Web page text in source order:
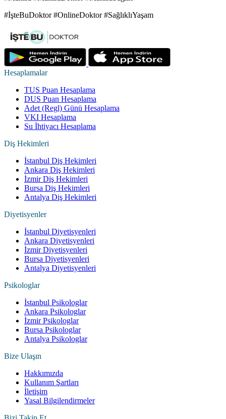
#İşteBuDoktor #OnlineDoktor #SağlıklıYaşam
Hesaplamalar
TUS Puan Hesaplama
DUS Puan Hesaplama
Adet (Regl) Günü Hesaplama
VKI Hesaplama
Su İhtiyacı Hesaplama
Diş Hekimleri
İstanbul Diş Hekimleri
Ankara Diş Hekimleri
İzmir Diş Hekimleri
Bursa Diş Hekimleri
Antalya Diş Hekimleri
Diyetisyenler
İstanbul Diyetisyenleri
Ankara Diyetisyenleri
İzmir Diyetisyenleri
Bursa Diyetisyenleri
Antalya Diyetisyenleri
Psikologlar
İstanbul Psikologlar
Ankara Psikologlar
İzmir Psikologlar
Bursa Psikologlar
Antalya Psikologlar
Bize Ulaşın
Hakkımızda
Kullanım Şartları
İletişim
Yasal Bilgilendirmeler